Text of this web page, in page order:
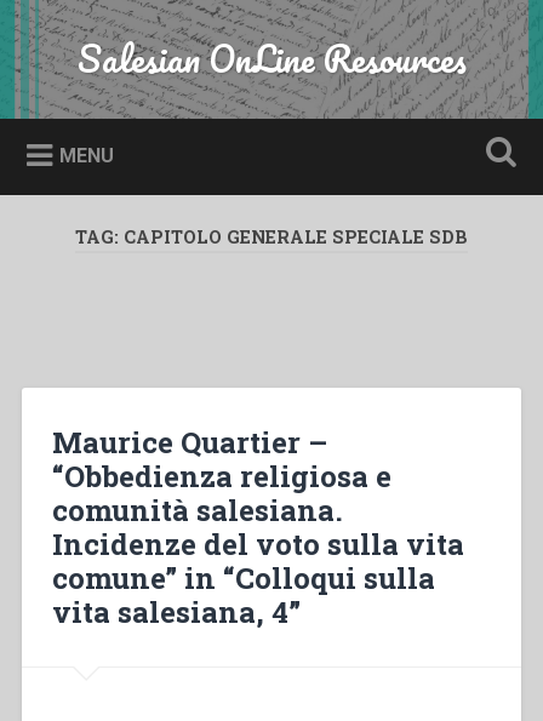
Skip
to
content
Search Salesian OnLine Resources
MENU
TAG: CAPITOLO GENERALE SPECIALE SDB
Maurice Quartier –
“Obbedienza religiosa e
comunità salesiana.
Incidenze del voto sulla vita
comune” in “Colloqui sulla
vita salesiana, 4”